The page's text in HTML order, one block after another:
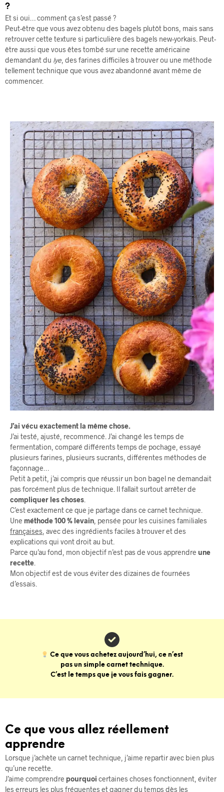
?
Et si oui… comment ça s’est passé ?
Peut-être que vous avez obtenu des bagels plutôt bons, mais sans
retrouver cette texture si particulière des bagels new-yorkais. Peut-
être aussi que vous êtes tombé sur une recette américaine
demandant du lye , des farines difficiles à trouver ou une méthode
tellement technique que vous avez abandonné avant même de
commencer.
J’ai vécu exactement la même chose.
J’ai testé, ajusté, recommencé. J’ai changé les temps de
fermentation, comparé différents temps de pochage, essayé
plusieurs farines, plusieurs sucrants, différentes méthodes de
façonnage…
Petit à petit, j’ai compris que réussir un bon bagel ne demandait
pas forcément plus de technique. Il fallait surtout arrêter de
compliquer les choses
C’est exactement ce que je partage dans ce carnet technique.
Une méthode 100 % levain , pensée pour les cuisines familiales
françaises , avec des ingrédients faciles à trouver et des
explications qui vont droit au but.
Parce qu’au fond, mon objectif n’est pas de vous apprendre une
recette
Mon objectif est de vous éviter des dizaines de fournées
d’essais.
Ce que vous achetez aujourd’hui, ce n’est
pas un simple carnet technique.
C’est le temps que je vous fais gagner.
Ce que vous allez réellement
apprendre
Lorsque j’achète un carnet technique, j’aime repartir avec bien plus
qu’une recette.
J’aime comprendre pourquoi certaines choses fonctionnent, éviter
les erreurs les plus fréquentes et gagner du temps dès les